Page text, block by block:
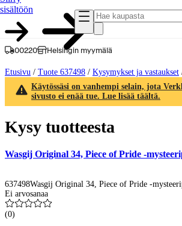
sisältöön
00220 Helsingin myymälä
Etusivu / Tuote 637498 / Kysymykset ja vastaukset
Käytössäsi on vanhempi selain, jota
sivusto ei enää tue. Lue lisää täältä.
Kysy tuotteesta
Wasgij Original 34, Piece of Pride -
637498Wasgij Original 34, Piece of Pride -
Ei arvosanaa
(0)